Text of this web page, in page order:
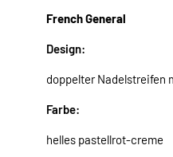
French General
Design:
doppelter Nadelstreifen
Farbe:
helles pastellrot-creme